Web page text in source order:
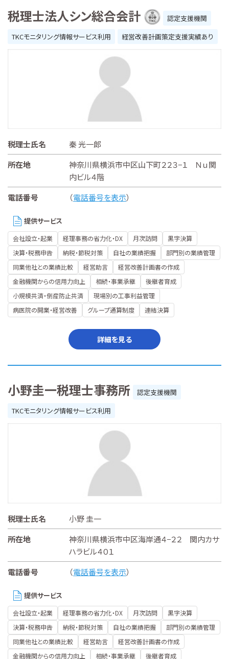
税理士法人シン総合会計
認定支援機関
TKCモニタリング情報サービス利用
経営改善計画策定支援実績あり
税理士氏名
秦 光一郎
所在地
神奈川県横浜市中区山下町２２３−１ Ｎｕ関
内ビル４階
電話番号
（電話番号を表示）
提供サービス
会社設立・起業 経理事務の省力化・DX 月次訪問
黒字決算
決算・税務申告
納税・節税対策 自社の業績把握
部門別の業績管理
同業他社との業績比較
経営助言
経営改善計画書の作成
金融機関からの信用力向上
相続・事業承継
後継者育成
小規模共済・倒産防止共済
現場別の工事利益管理
病医院の開業・経営改善
グループ通算制度 連結決算
詳細を見る
小野圭一税理士事務所
認定支援機関
TKCモニタリング情報サービス利用
税理士氏名
小野 圭一
所在地
神奈川県横浜市中区海岸通４−２２ 関内カサ
ハラビル４０１
電話番号
（電話番号を表示）
提供サービス
会社設立・起業 経理事務の省力化・DX 月次訪問
黒字決算
決算・税務申告
納税・節税対策 自社の業績把握
部門別の業績管理
同業他社との業績比較
経営助言
経営改善計画書の作成
金融機関からの信用力向上
相続・事業承継 後継者育成